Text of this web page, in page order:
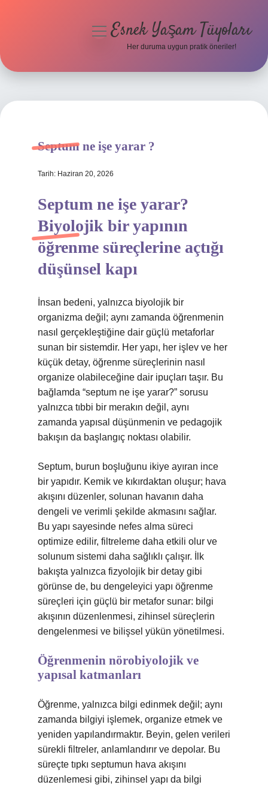
Hakkımızda
menüyüEsnek Yaşam Tüyoları
Her duruma uygun pratik öneriler!
Septum ne işe yarar ?
Tarih: Haziran 20, 2026
Septum ne işe yarar?
Biyolojik bir yapının
öğrenme süreçlerine açtığı
düşünsel kapı
İnsan bedeni, yalnızca biyolojik bir
organizma değil; aynı zamanda öğrenmenin
nasıl gerçekleştiğine dair güçlü metaforlar
sunan bir sistemdir. Her yapı, her işlev ve her
küçük detay, öğrenme süreçlerinin nasıl
organize olabileceğine dair ipuçları taşır. Bu
bağlamda “septum ne işe yarar?” sorusu
yalnızca tıbbi bir merakın değil, aynı
zamanda yapısal düşünmenin ve pedagojik
bakışın da başlangıç noktası olabilir.
Septum, burun boşluğunu ikiye ayıran ince
bir yapıdır. Kemik ve kıkırdaktan oluşur; hava
akışını düzenler, solunan havanın daha
dengeli ve verimli şekilde akmasını sağlar.
Bu yapı sayesinde nefes alma süreci
optimize edilir, filtreleme daha etkili olur ve
solunum sistemi daha sağlıklı çalışır. İlk
bakışta yalnızca fizyolojik bir detay gibi
görünse de, bu dengeleyici yapı öğrenme
süreçleri için güçlü bir metafor sunar: bilgi
akışının düzenlenmesi, zihinsel süreçlerin
dengelenmesi ve bilişsel yükün yönetilmesi.
Öğrenmenin nörobiyolojik ve
yapısal katmanları
Öğrenme, yalnızca bilgi edinmek değil; aynı
zamanda bilgiyi işlemek, organize etmek ve
yeniden yapılandırmaktır. Beyin, gelen verileri
sürekli filtreler, anlamlandırır ve depolar. Bu
süreçte tıpkı septumun hava akışını
düzenlemesi gibi, zihinsel yapı da bilgi